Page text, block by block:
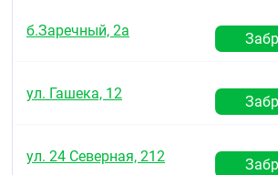
б.Заречный, 2а
ул. Гашека, 12
ул. 24 Северная, 212